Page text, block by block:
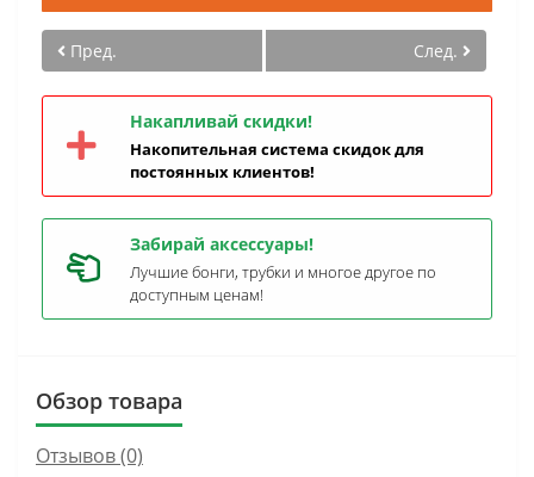
Пред. След.
Накапливай скидки!
Накопительная система скидок для
постоянных клиентов!
Забирай аксессуары!
Лучшие бонги, трубки и многое другое по
доступным ценам!
Обзор товара
Отзывов (0)